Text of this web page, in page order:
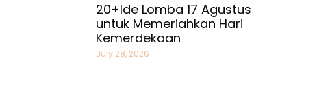
20+Ide Lomba 17 Agustus
untuk Memeriahkan Hari
Kemerdekaan
July 28, 2026